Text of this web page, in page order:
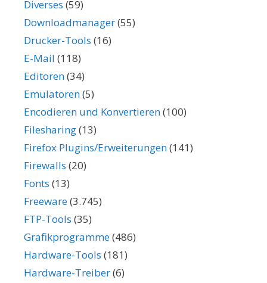
Diverses (59)
Downloadmanager(55)
Drucker-Tools (16)
E-Mail (118)
Editoren(34)
Emulatoren(5)
Encodieren und Konvertieren(100)
Filesharing(13)
Firefox Plugins/Erweiterungen(141)
Firewalls (20)
Fonts (13)
Freeware(3.745)
FTP-Tools (35)
Grafikprogramme(486)
Hardware-Tools (181)
Hardware-Treiber(6)